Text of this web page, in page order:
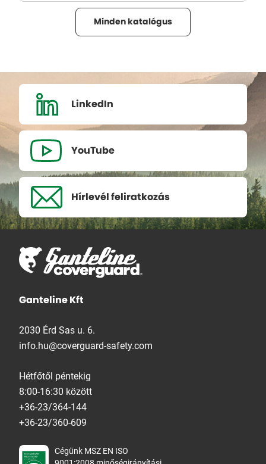
Minden katalógus
LinkedIn
YouTube
Hírlevél feliratkozás
Ganteline Kft
2030 Érd Sas u. 6.
info.hu@coverguard-safety.com
Hétfőtől péntekig
8:00-16:30 között
+36-23/364-144
+36-23/360-609
Cégünk MSZ EN ISO